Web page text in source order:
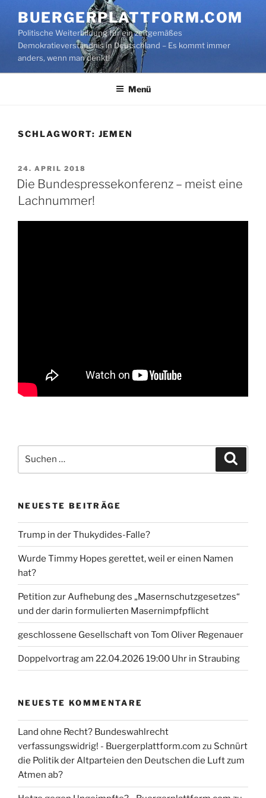
Inhalt
springen
BUERGERPLATTFORM.COM
Politische Weiterbildung für ein zeitgemäßes
Demokratieverständnis in Deutschland – Es kommt immer
anders, wenn man denkt!
Menü
SCHLAGWORT: JEMEN
VERÖFFENTLICHT
AM
24. APRIL 2018
Die Bundespressekonferenz – meist eine
Lachnummer!
nach:
NEUESTE BEITRÄGE
Trump in der Thukydides-Falle?
Wurde Timmy Hopes gerettet, weil er einen Namen
hat?
Petition zur Aufhebung des „Masernschutzgesetzes“
und der darin formulierten Masernimpfpflicht
geschlossene Gesellschaft von Tom Oliver Regenauer
Doppelvortrag am 22.04.2026 19:00 Uhr in Straubing
NEUESTE KOMMENTARE
Land ohne Recht? Bundeswahlrecht
verfassungswidrig! - Buergerplattform.com zu Schnürt
die Politik der Altparteien den Deutschen die Luft zum
Atmen ab?